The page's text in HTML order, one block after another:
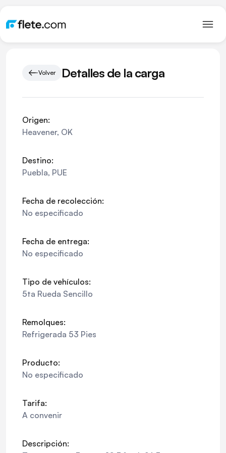
Volver Detalles de la carga
Origen:
Heavener, OK
Destino:
Puebla, PUE
Fecha de recolección:
No especificado
Fecha de entrega:
No especificado
Tipo de vehículos:
5ta Rueda Sencillo
Remolques:
Refrigerada 53 Pies
Producto:
No especificado
Tarifa:
A convenir
Descripción: